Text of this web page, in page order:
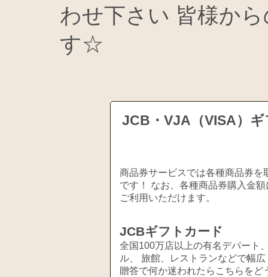
わせ下さい 皆様か
す☆
JCB・VJA（VISA）
商品券サービスでは各種商品券
です！ なお、各種商品券購入金
ご利用いただけます。
JCBギフトカード
全国100万店以上の有名デパート
ル、 旅館、レストランなどで幅
贈答で何か迷われたらこちらをど